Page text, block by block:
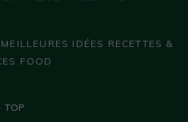
IDÉES RECETTES &
FOOD
TOP